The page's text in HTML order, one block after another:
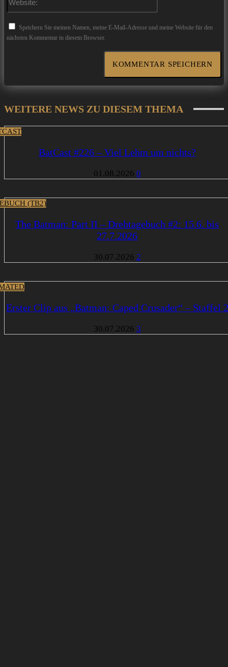
Speichern Sie meinen Namen, meine E-Mail-Adresse und meine Website für den
nächsten Kommentar in diesem Browser.
WEITERE NEWS ZU DIESEM THEMA
BatCast #226 – Viel Lehm um nichts?
01.08.2026 0
(TB2)
The Batman: Part II – Drehtagebuch #2: 15.6. bis
27.7.2026
30.07.2026 2
Erster Clip aus „Batman: Caped Crusader“ – Staffel 2
30.07.2026 3